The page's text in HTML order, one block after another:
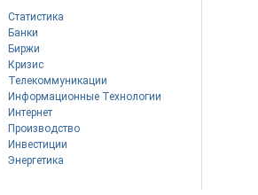
Статистика
Банки
Биржи
Кризис
Телекоммуникации
Информационные Технологии
Интернет
Производство
Инвестиции
Энергетика